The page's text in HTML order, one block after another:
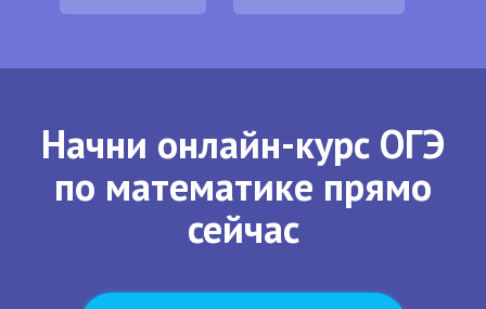
Начни онлайн-курс ОГЭ
по математике прямо
сейчас